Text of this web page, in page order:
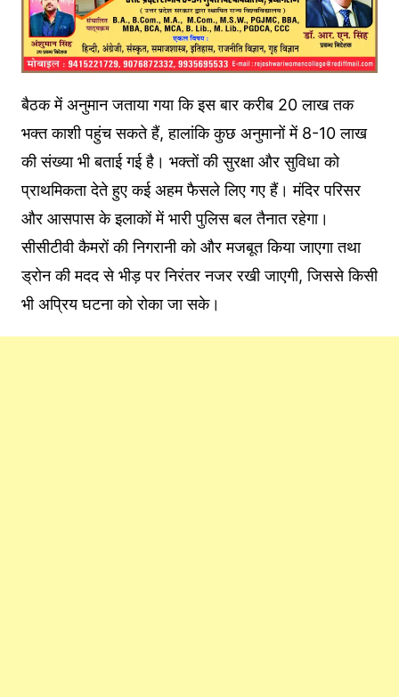
बैठक में अनुमान जताया गया कि इस बार करीब 20 लाख तक
भक्त काशी पहुंच सकते हैं, हालांकि कुछ अनुमानों में 8-10 लाख
की संख्या भी बताई गई है। भक्तों की सुरक्षा और सुविधा को
प्राथमिकता देते हुए कई अहम फैसले लिए गए हैं। मंदिर परिसर
और आसपास के इलाकों में भारी पुलिस बल तैनात रहेगा।
सीसीटीवी कैमरों की निगरानी को और मजबूत किया जाएगा तथा
ड्रोन की मदद से भीड़ पर निरंतर नजर रखी जाएगी, जिससे किसी
भी अप्रिय घटना को रोका जा सके।